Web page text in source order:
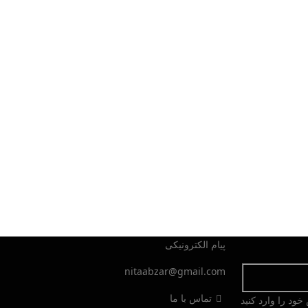
را وارد کنید
پیام الکترونیکی
nitaabzar@gmail.com
تماس با ما